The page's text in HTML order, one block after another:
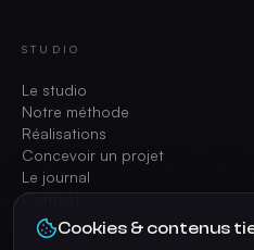
STUDIO
Le studio
Notre méthode
Réalisations
Concevoir un projet
Le journal
Contact
Cookies & contenus